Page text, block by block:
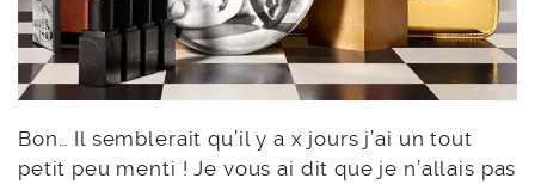
Bon… Il semblerait qu’il y a x jours j’ai un tout
petit peu menti ! Je vous ai dit que je n’allais pas